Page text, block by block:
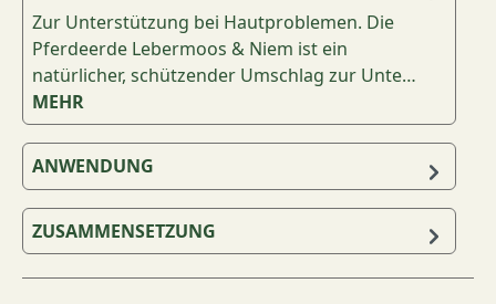
Zur Unterstützung bei Hautproblemen. Die
Pferdeerde Lebermoos & Niem ist ein
natürlicher, schützender Umschlag zur Unte…
MEHR
ANWENDUNG
ZUSAMMENSETZUNG